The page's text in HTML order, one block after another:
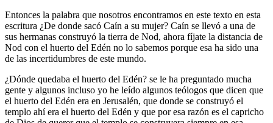
Entonces la palabra que nosotros encontramos en este texto en esta
escritura ¿De donde sacó Caín a su mujer? Caín se llevó a una de
sus hermanas construyó la tierra de Nod, ahora fíjate la distancia de
Nod con el huerto del Edén no lo sabemos porque esa ha sido una
de las incertidumbres de este mundo.
¿Dónde quedaba el huerto del Edén? se le ha preguntado mucha
gente y algunos incluso yo he leído algunos teólogos que dicen que
el huerto del Edén era en Jerusalén, que donde se construyó el
templo ahí era el huerto del Edén y que por esa razón es el capricho